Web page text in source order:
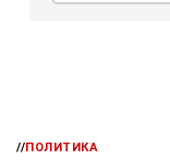
//ПОЛИТИКА